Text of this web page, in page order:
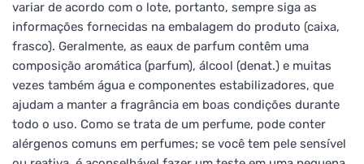
variar de acordo com o lote, portanto, sempre siga as
informações fornecidas na embalagem do produto (caixa,
frasco). Geralmente, as eaux de parfum contêm uma
composição aromática (parfum), álcool (denat.) e muitas
vezes também água e componentes estabilizadores, que
ajudam a manter a fragrância em boas condições durante
todo o uso. Como se trata de um perfume, pode conter
alérgenos comuns em perfumes; se você tem pele sensível